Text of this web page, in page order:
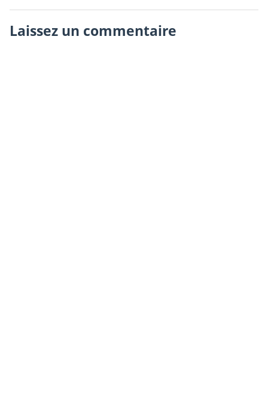
Laissez un commentaire